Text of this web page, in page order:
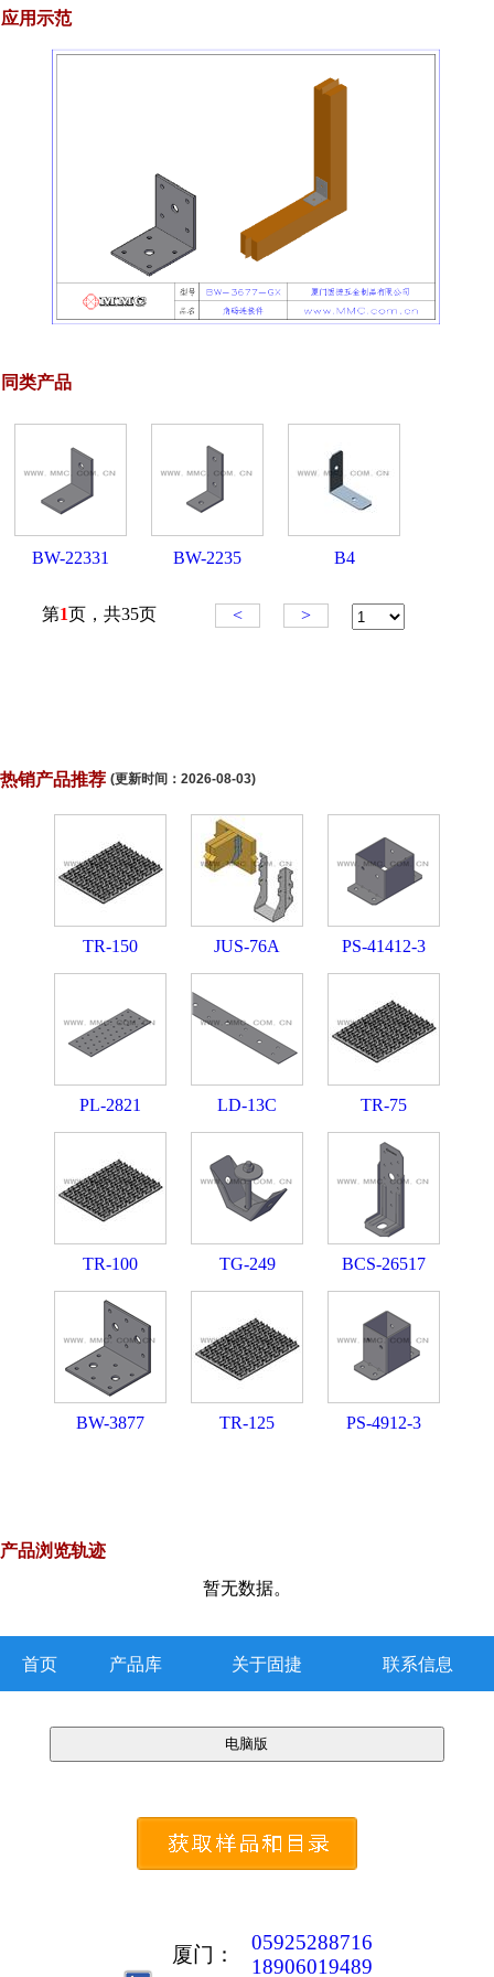
应用示范
同类产品
热销产品推荐 (更新时间： 2026-08-03)
TR-150 JUS-76A PS-41412-3
PL-2821 LD-13C TR-75
TR-100 TG-249 BCS-26517
BW-3877 TR-125 PS-4912-3
产品浏览轨迹
暂无数据。
首页 产品库 关于固捷 联系信息
厦门：
05925288716
18906019489